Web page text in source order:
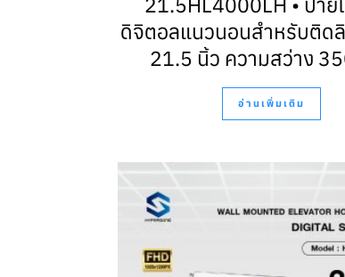
ดิจิตอลแนวนอนสำหรับติด
21.5 นิ้ว ความสว่าง
อ่านเพิ่มเติม